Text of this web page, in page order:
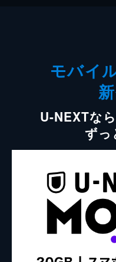
モバイ
U-NEXTな
ずっ